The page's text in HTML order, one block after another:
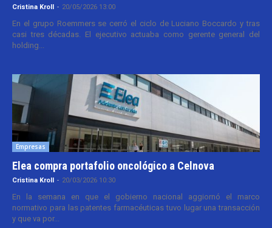
Cristina Kroll - 20/05/2026 13:00
En el grupo Roemmers se cerró el ciclo de Luciano Boccardo y tras
casi tres décadas. El ejecutivo actuaba como gerente general del
holding...
Empresas
Elea compra portafolio oncológico a Celnova
Cristina Kroll - 20/03/2026 10:30
En la semana en que el gobierno nacional aggiornó el marco
normativo para las patentes farmacéuticas tuvo lugar una transacción
y que va por...